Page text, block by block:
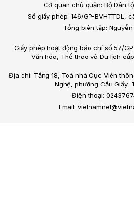
Cơ quan chủ quản: Bộ Dân
Số giấy phép: 146/GP-BVHTTDL,
Tổng biên tập: Nguyễn
Giấy phép hoạt động báo chí số 57/
Văn hóa, Thể thao và Du lịch
Địa chỉ: Tầng 18, Toà nhà Cục Viễn
Nghệ, phường Cầu Giấy,
Điện thoại:
Email: